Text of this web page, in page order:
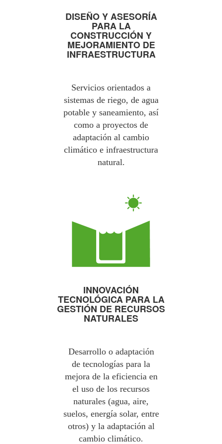
DISEÑO Y ASESORÍA
PARA LA
CONSTRUCCIÓN Y
MEJORAMIENTO DE
INFRAESTRUCTURA
Servicios orientados a
sistemas de riego, de agua
potable y saneamiento, así
como a proyectos de
adaptación al cambio
climático e infraestructura
natural.
INNOVACIÓN
TECNOLÓGICA PARA LA
GESTIÓN DE RECURSOS
NATURALES
Desarrollo o adaptación
de tecnologías para la
mejora de la eficiencia en
el uso de los recursos
naturales (agua, aire,
suelos, energía solar, entre
otros) y la adaptación al
cambio climático.